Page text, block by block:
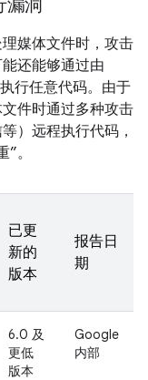
漏洞
媒体文件时，攻击
还能够通过由
行任意代码。由于
件时通过多种攻击
）远程执行代码，
。
已更
新的
版本
报告日
期
6.0 及
更低
版本
Google
内部